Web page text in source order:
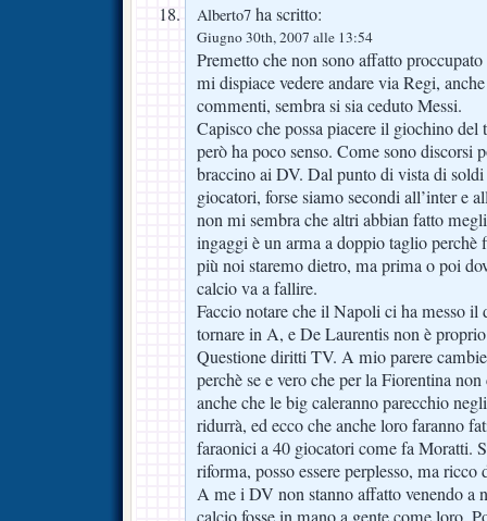
Alberto7 ha scritto:
Giugno 30th, 2007 alle 13:54
Premetto che non sono affatto
mi dispiace vedere andare via Regi,
commenti, sembra si sia ceduto Messi.
Capisco che possa piacere il giochino
però ha poco senso. Come sono discorsi
braccino ai DV. Dal punto di vista di soldi
giocatori, forse siamo secondi all’inter e
non mi sembra che altri abbian fatto
ingaggi è un arma a doppio taglio perchè
più noi staremo dietro, ma prima o poi
calcio va a fallire.
Faccio notare che il Napoli ci ha messo
tornare in A, e De Laurentis non è
Questione diritti TV. A mio parere
perchè se e vero che per la Fiorentina
anche che le big caleranno parecchio
ridurrà, ed ecco che anche loro faranno
faraonici a 40 giocatori come fa Moratti.
riforma, posso essere perplesso, ma ricco
A me i DV non stanno affatto venendo a